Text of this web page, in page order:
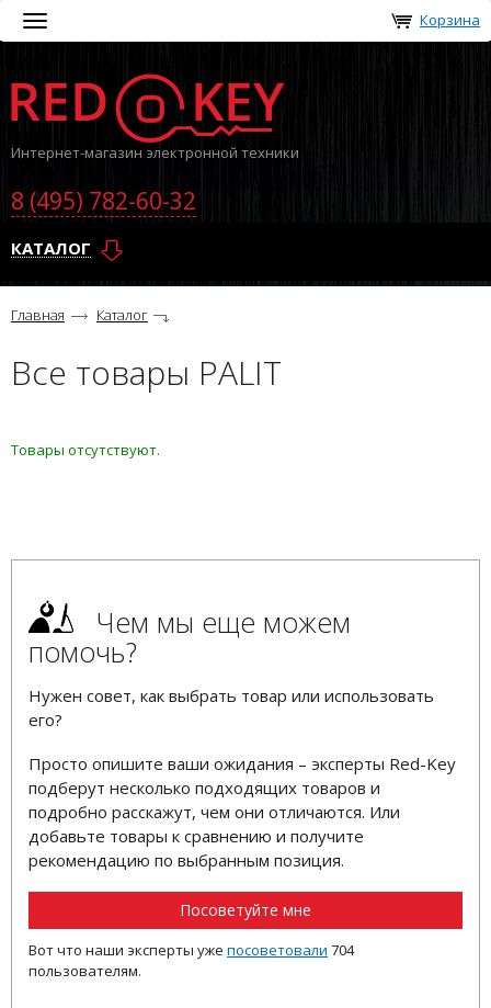
Toggle
navigation
Корзина
Интернет-магазин электронной техники
8 (495) 782-60-32
КАТАЛОГ
Главная Каталог
Все товары PALIT
Товары отсутствуют.
Чем мы еще можем
помочь?
Нужен совет, как выбрать товар или использовать
его?
Просто опишите ваши ожидания – эксперты Red-Key
подберут несколько подходящих товаров и
подробно расскажут, чем они отличаются. Или
добавьте товары к сравнению и получите
рекомендацию по выбранным позиция.
Посоветуйте мне
Вот что наши эксперты уже посоветовали 704
пользователям.